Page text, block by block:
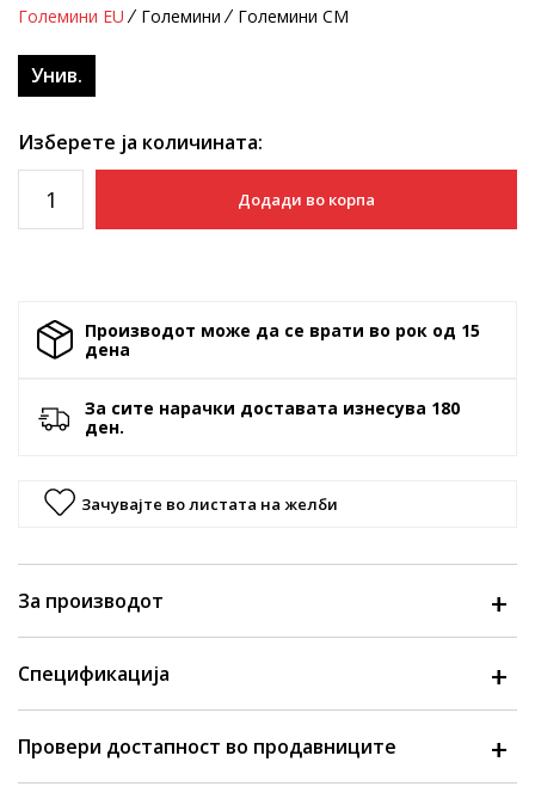
Големини EU Големини Големини CM
Унив.
Изберете ја количината:
Додади во корпа
Производот може да се врати во рок од 15
денa
За сите нарачки доставата изнесува 180
ден.
Зачувајте во листата на желби
За производот
Спецификација
Провери достапност во продавниците